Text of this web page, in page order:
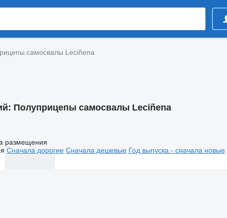
самосвалы Leciñena
Полуприцепы самосвалы Leciñena
размещения
Сначала дорогие Сначала дешевые Год выпуска - сначала новые